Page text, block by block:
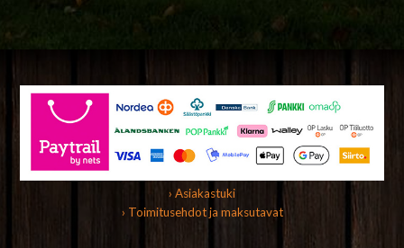
› Asiakastuki
› Toimitusehdot ja maksutavat